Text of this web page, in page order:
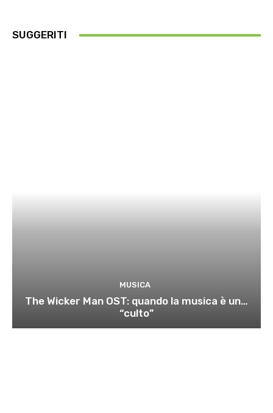
SUGGERITI
MUSICA
The Wicker Man OST: quando la musica è un…
“culto”